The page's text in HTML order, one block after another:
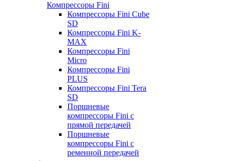
Компрессоры Fini
Компрессоры Fini Cube
SD
Компрессоры Fini K-
MAX
Компрессоры Fini
Micro
Компрессоры Fini
PLUS
Компрессоры Fini Tera
SD
Поршневые
компрессоры Fini с
прямой передачей
Поршневые
компрессоры Fini с
ременной передачей